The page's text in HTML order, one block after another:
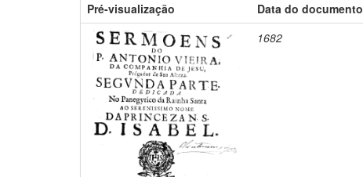
Pré-visualização Data do documento
1682